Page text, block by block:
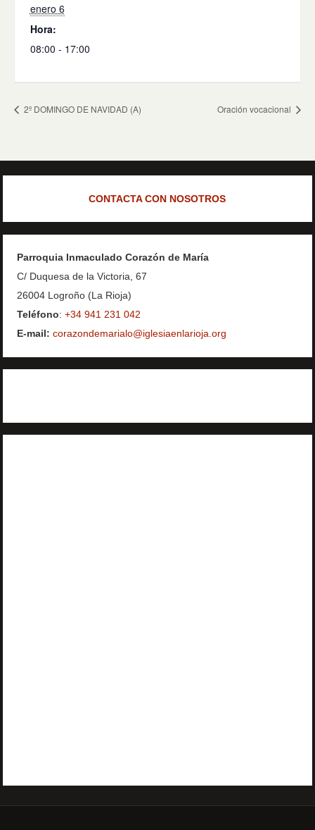
enero 6
Hora:
08:00 - 17:00
2º DOMINGO DE NAVIDAD (A) Oración vocacional
CONTACTA CON NOSOTROS
Parroquia Inmaculado Corazón de María
C/ Duquesa de la Victoria, 67
26004 Logroño (La Rioja)
Teléfono:+34 941 231 042
E-mail: corazondemarialo@iglesiaenlarioja.org